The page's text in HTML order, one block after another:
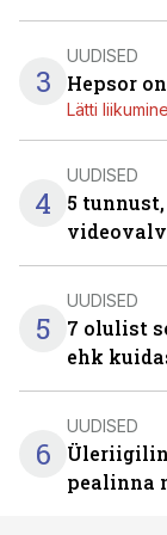
3
UUDISED
Hepsor
Lätti
4
UUDISED
5
5
UUDISED
7 olulist
ehk
6
UUDISED
pealinna